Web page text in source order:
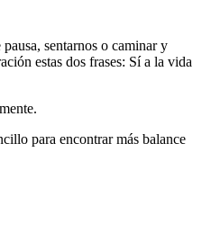
sentarnos o caminar y
estas dos frases: Sí a la vida
para encontrar más balance